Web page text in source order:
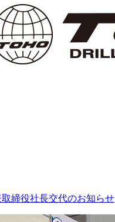
締役社長交代のお知らせ